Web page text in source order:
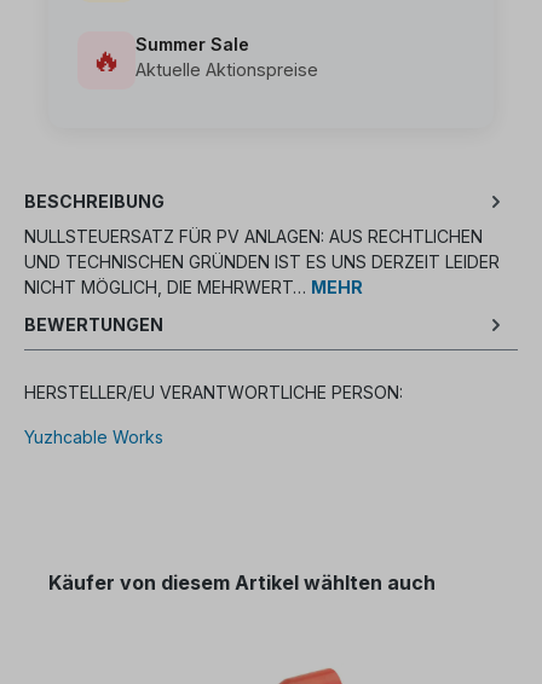
🔥
Summer Sale
Aktuelle Aktionspreise
BESCHREIBUNG
NULLSTEUERSATZ FÜR PV ANLAGEN: AUS RECHTLICHEN
UND TECHNISCHEN GRÜNDEN IST ES UNS DERZEIT LEIDER
NICHT MÖGLICH, DIE MEHRWERT… MEHR
BEWERTUNGEN
HERSTELLER/EU VERANTWORTLICHE PERSON:
Yuzhcable Works
Käufer von diesem Artikel wählten auch